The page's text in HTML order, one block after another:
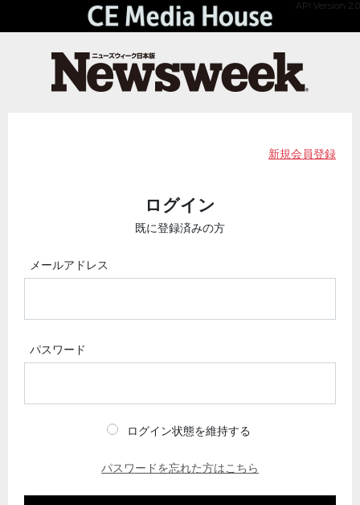
API Version 2.0
新規会員登録
ログイン
既に登録済みの方
メールアドレス
パスワード
ログイン状態を維持する
パスワードを忘れた方はこちら